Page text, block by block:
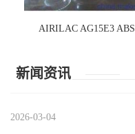
AIRILAC AG15E3 ABS
新闻资讯
2026-03-04